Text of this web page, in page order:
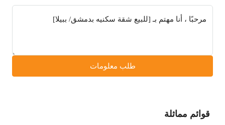
طلب معلومات
قوائم مماثلة